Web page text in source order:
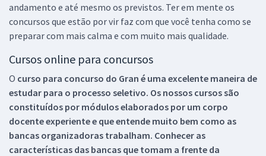
andamento e até mesmo os previstos. Ter em mente os
concursos que estão por vir faz com que você tenha como se
preparar com mais calma e com muito mais qualidade.
Cursos online para concursos
O curso para concurso do Gran é uma excelente maneira de
estudar para o processo seletivo. Os nossos cursos são
constituídos por módulos elaborados por um corpo
docente experiente e que entende muito bem como as
bancas organizadoras trabalham. Conhecer as
características das bancas que tomam a frente da